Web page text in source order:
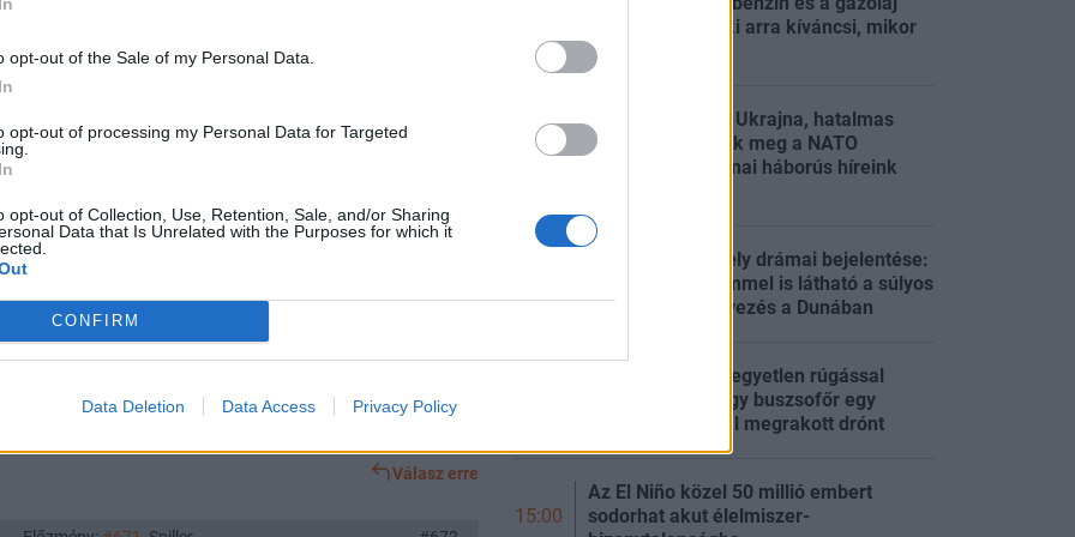
opt-out of the Sale of my Personal Data.
opt-out of processing my Personal Data for Targeted
opt-out of Collection, Use, Retention, Sale, and/or Sharing
Data that Is Unrelated with the Purposes for which it
CONFIRM
Data Deletion Data Access Privacy Policy
akkor még a könyv szerinti értéken ketyeg"
ketyeg, ezen az áron értékelik a könyvvizsgálók, ahogy az
törvénykezésre lehetöség. Tehát eléggé gyenge lábon áll
a vagyonadóval | 24.hu
Válasz erre
árában: mindenki arra kíváncsi, mikor
tankoljon
15:20
Elitklubba lép be Ukrajna, hatalmas
robbanást előztek meg a NATO
repterén – Ukrajnai háborús híreink
Karácsony Gergely drámai bejelentése:
már szabad szemmel is látható a súlyos
környezetszennyezés a Dunában
Megerősítették: egyetlen rúgással
hatástalanított egy buszsofőr egy
robbanóanyaggal megrakott drónt
15:00
Az El Niño közel 50 millió embert
sodorhat akut élelmiszer-